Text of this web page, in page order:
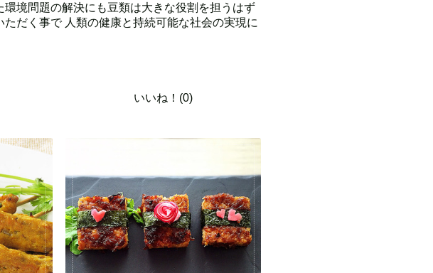
境問題の解決にも豆類は大きな役割を担うはず
だく事で 人類の健康と持続可能な社会の実現に
いいね！(0)